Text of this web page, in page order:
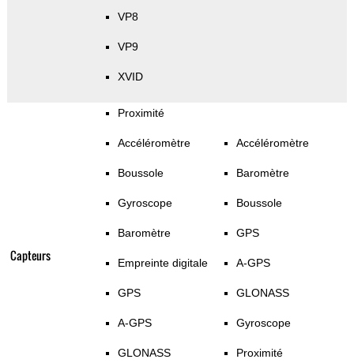
VP8
VP9
XVID
Capteurs
Proximité
Accéléromètre
Boussole
Gyroscope
Baromètre
Empreinte digitale
GPS
A-GPS
GLONASS
Accéléromètre
Baromètre
Boussole
GPS
A-GPS
GLONASS
Gyroscope
Proximité